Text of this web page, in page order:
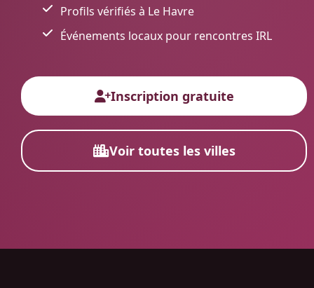
Profils vérifiés à Le Havre
Événements locaux pour rencontres IRL
Inscription gratuite
Voir toutes les villes